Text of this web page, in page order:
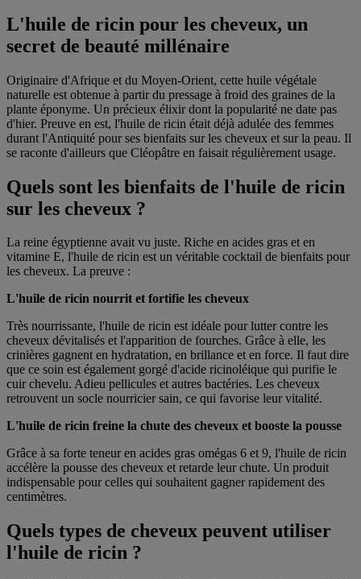
L'huile de ricin pour les cheveux, un
secret de beauté millénaire
Originaire d'Afrique et du Moyen-Orient, cette huile végétale
naturelle est obtenue à partir du pressage à froid des graines de la
plante éponyme. Un précieux élixir dont la popularité ne date pas
d'hier. Preuve en est, l'huile de ricin était déjà adulée des femmes
durant l'Antiquité pour ses bienfaits sur les cheveux et sur la peau. Il
se raconte d'ailleurs que Cléopâtre en faisait régulièrement usage.
Quels sont les bienfaits de l'huile de ricin
sur les cheveux ?
La reine égyptienne avait vu juste. Riche en acides gras et en
vitamine E, l'huile de ricin est un véritable cocktail de bienfaits pour
les cheveux. La preuve :
L'huile de ricin nourrit et fortifie les cheveux
Très nourrissante, l'huile de ricin est idéale pour lutter contre les
cheveux dévitalisés et l'apparition de fourches. Grâce à elle, les
crinières gagnent en hydratation, en brillance et en force. Il faut dire
que ce soin est également gorgé d'acide ricinoléique qui purifie le
cuir chevelu. Adieu pellicules et autres bactéries. Les cheveux
retrouvent un socle nourricier sain, ce qui favorise leur vitalité.
L'huile de ricin freine la chute des cheveux et booste la pousse
Grâce à sa forte teneur en acides gras omégas 6 et 9, l'huile de ricin
accélère la pousse des cheveux et retarde leur chute. Un produit
indispensable pour celles qui souhaitent gagner rapidement des
centimètres.
Quels types de cheveux peuvent utiliser
l'huile de ricin ?